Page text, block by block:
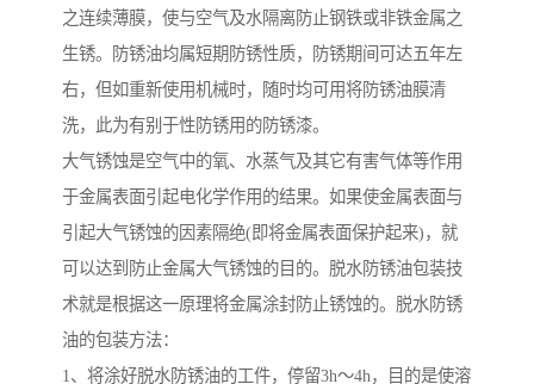
之连续薄膜，使与空气及水隔离防止钢铁或非铁金属之
生锈。防锈油均属短期防锈性质，防锈期间可达五年左
右，但如重新使用机械时，随时均可用将防锈油膜清
洗，此为有别于性防锈用的防锈漆。
大气锈蚀是空气中的氧、水蒸气及其它有害气体等作用
于金属表面引起电化学作用的结果。如果使金属表面与
引起大气锈蚀的因素隔绝(即将金属表面保护起来)，就
可以达到防止金属大气锈蚀的目的。脱水防锈油包装技
术就是根据这一原理将金属涂封防止锈蚀的。脱水防锈
油的包装方法：
1、将涂好脱水防锈油的工件，停留3h～4h，目的是使溶